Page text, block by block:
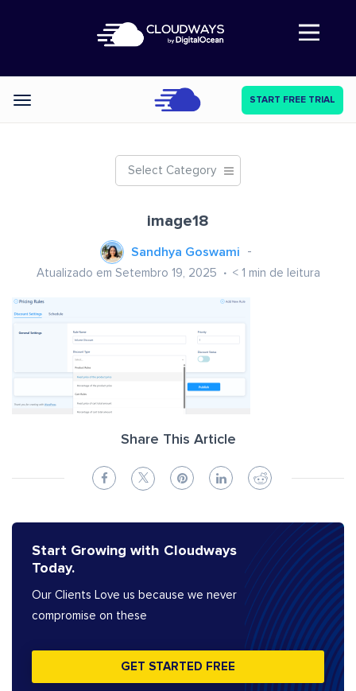
Abre a navegação
Categories START FREE TRIAL
Select Category
image18
Sandhya Goswami
Atualizado em Setembro 19, 2025 < 1 min de leitura
Share This Article
Start Growing with Cloudways
Today.
Our Clients Love us because we never
compromise on these
GET STARTED FREE